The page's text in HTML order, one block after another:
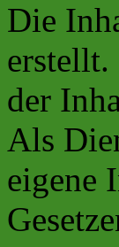
Die
der
Als
eigene